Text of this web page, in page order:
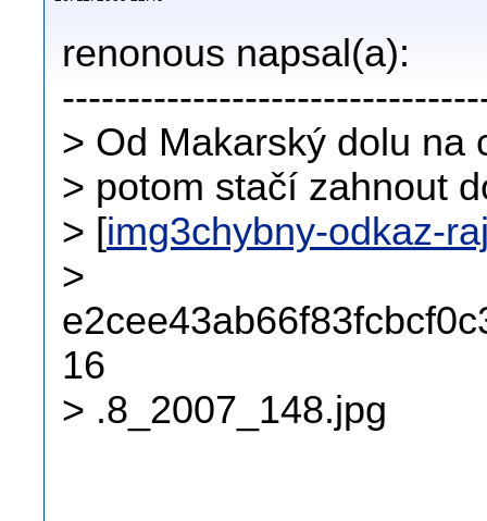
renonous napsal(a):
> Od Makarský dolu
> potom stačí zahnout
> [img3chybny-odkaz-
>
16
> .8_2007_148.jpg